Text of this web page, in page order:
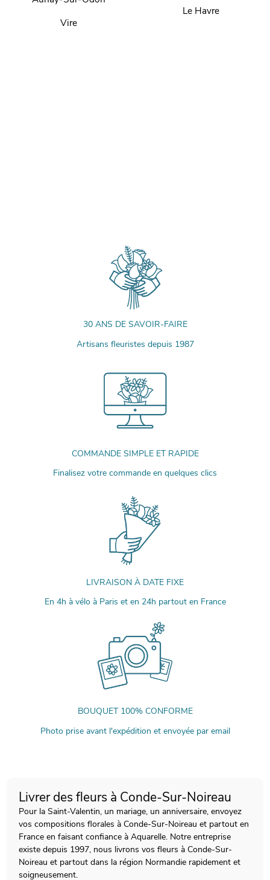
Vire
Le Havre
30 ANS DE SAVOIR-FAIRE
Artisans fleuristes depuis 1987
COMMANDE SIMPLE ET RAPIDE
Finalisez votre commande en quelques clics
LIVRAISON À DATE FIXE
En 4h à vélo à Paris et en 24h partout en France
BOUQUET 100% CONFORME
Photo prise avant l'expédition et envoyée par email
Livrer des fleurs à Conde-Sur-Noireau
Pour la Saint-Valentin, un mariage, un anniversaire, envoyez
vos compositions florales à Conde-Sur-Noireau et partout en
France en faisant confiance à Aquarelle. Notre entreprise
existe depuis 1997, nous livrons vos fleurs à Conde-Sur-
Noireau et partout dans la région Normandie rapidement et
soigneusement.